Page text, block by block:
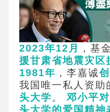
2023年12月 ，基
援甘肃省地震灾区
1981年 ，李嘉诚
我国唯一私人资
头大学。
邓小平
头大学的爱国精神